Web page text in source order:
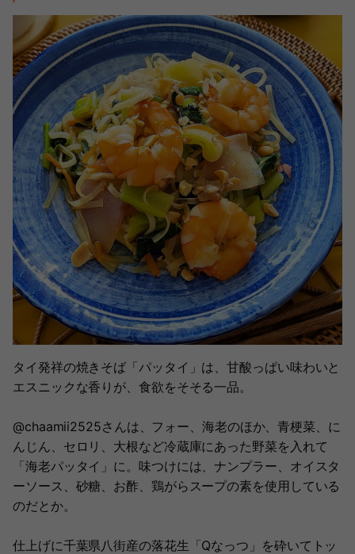
タイ発祥の焼きそば「パッタイ」は、甘酸っぱい味わいと
エスニックな香りが、食欲をそそる一品。
@chaamii2525さんは、フォー、海老のほか、青梗菜、に
んじん、セロリ、大根など冷蔵庫にあった野菜を入れて
「海老パッタイ」に。味つけには、ナンプラー、オイスタ
ーソース、砂糖、お酢、鶏がらスープの素を使用している
のだとか。
仕上げに千葉県八街産の落花生「Qなっつ」を砕いてトッ